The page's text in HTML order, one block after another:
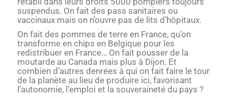
suspendus. On fait des pass sanitaires ou
vaccinaux mais on n’ouvre pas de lits d’hôpitaux.
On fait des pommes de terre en France, qu’on
transforme en chips en Belgique pour les
redistribuer en France… On fait pousser de la
moutarde au Canada mais plus à Dijon. Et
combien d’autres denrées à qui on fait faire le tour
de la planète au lieu de produire ici, favorisant
l’autonomie, l’emploi et la souveraineté du pays ?